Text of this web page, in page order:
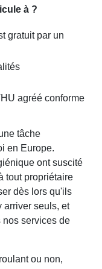
à ?
gratuit par un
agréé conforme
tâche
en Europe.
ont suscité
tout propriétaire
dès lors qu'ils
arriver seuls, et
services de
ou non,